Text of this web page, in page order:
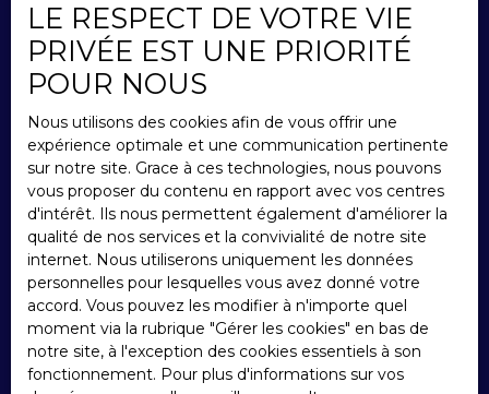
INFORMATIONS
Nos honoraires
Mentions légales
Politique de confidentialité
Plan du site
Gérer les cookies
Propulsé par
+33 3 22 31 32 11
LE RESPECT DE VOTRE VIE
PRIVÉE EST UNE PRIORITÉ
POUR NOUS
Nous utilisons des cookies afin de vous offrir une
expérience optimale et une communication pertinente
sur notre site. Grace à ces technologies, nous pouvons
vous proposer du contenu en rapport avec vos centres
d'intérêt. Ils nous permettent également d'améliorer la
qualité de nos services et la convivialité de notre site
internet. Nous utiliserons uniquement les données
personnelles pour lesquelles vous avez donné votre
accord. Vous pouvez les modifier à n'importe quel
moment via la rubrique ″Gérer les cookies″ en bas de
notre site, à l'exception des cookies essentiels à son
fonctionnement. Pour plus d'informations sur vos